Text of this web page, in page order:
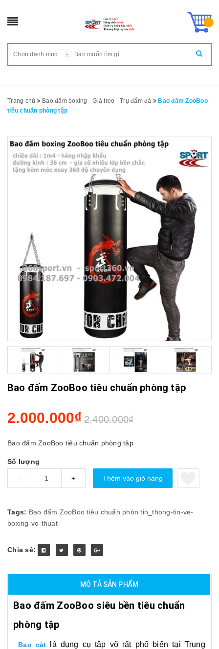
Chọn danh mục
Trang chủ Bao đấm boxing - Giá treo - Trụ đấm đá
Bao đấm ZooBoo
tiêu chuẩn phòng tập
Bao đấm ZooBoo tiêu chuẩn phòng tập
2.000.000₫ 2.400.000₫
Bao đấm ZooBoo tiêu chuẩn phòng tập
Số lượng
- + Thêm vào giỏ hàng
Tags: Bao đấm ZooBoo tiêu chuẩn phòn tin_thong-tin-ve-
boxing-vo-thuat
Chia sẻ:
MÔ TẢ SẢN PHẨM
Bao đấm ZooBoo siêu bền tiêu chuẩn
phòng tập
Bao cát là dụng cụ tập võ rất phổ biến tại Trung